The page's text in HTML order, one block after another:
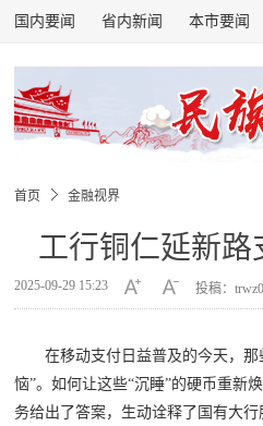
国内要闻 省内新闻 本市要闻
首页 金融视界
工行铜仁延新路
2025-09-29 15:23 投稿：
在移动支付日益普及的今天，
恼”。如何让这些“沉睡”的硬币重新
务给出了答案，生动诠释了国有大行